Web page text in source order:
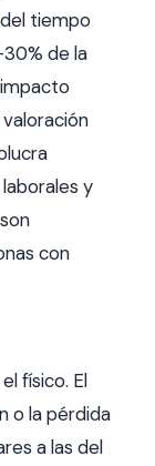
tiempo
de la
y
son
con
físico. El
o la pérdida
a las del